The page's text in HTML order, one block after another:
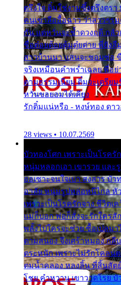
ตรึงใจ ติ๋มใช่งามซึ้งตรึงตร
คนเขาลืออื้อฉาว ว่าสาวๆรุ
กัน แต่หวั่นจะช้ำดวงฤดี กลั
ชื่อต๋อยต้อยตุ้มตุ๋ยต่าย พี่ยังลื
สาวบ้านนา แสนจะซอมซ่อ
จริงเหมือนคำพร่ำเฉลย พี่อ
ตามธรรมเนียม ติ๋มจะเตรีย
หวั่นขอยอมได้เคียง
รักติ๋มแน่หรือ - หงษ์ทอง ดา
28 views • 10.07.2569
บัวทองโศก เพราะเป็นโรค
หนุ่มหลอกเอา เขารวย และ
ออเซาะจนใจเบา สงสาร บัว
อาลัย หนุ่มรูปหล่อหนีไกล หั
เพราะเป็นโรครักจาง ชีวิตเ
แม่ก็บอก พ่อก็สั่งจะรักใครสั
พลั้งไปใครจะช่วย ซื้อเปลม
ตามสนอง จึงเศร้าหมอง กลี
ตระหนัก เพราะไม่รักโคลน
ตมน้ำคลอง หลงลิ้น ที่สิ้นสัต
โชย คำหวาน เขาวาดโรย